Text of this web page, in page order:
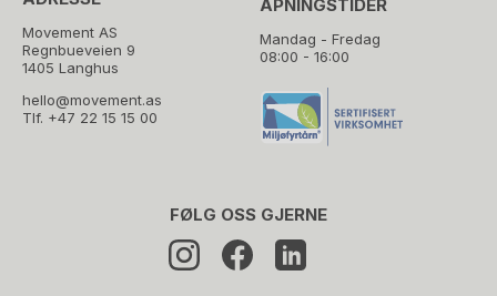
Movement AS
Regnbueveien 9
1405 Langhus
hello@movement.as
Tlf. +47 22 15 15 00
ÅPNINGSTIDER
Mandag - Fredag
08:00 - 16:00
FØLG OSS GJERNE